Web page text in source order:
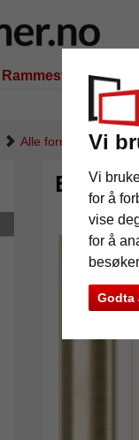
Vi
Vi
for å
vise
for å
Godta
Rammestørrelser
Alle formater